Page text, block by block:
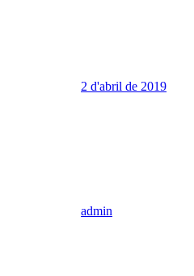
2 d'abril de 2019
admin